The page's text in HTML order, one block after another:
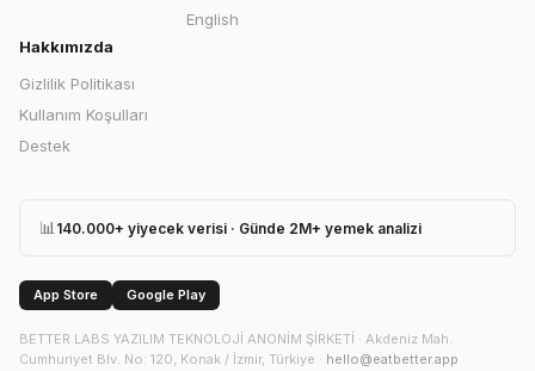
English
Hakkımızda
Gizlilik Politikası
Kullanım Koşulları
Destek
📊 140.000+ yiyecek verisi · Günde 2M+ yemek analizi
App Store Google Play
BETTER LABS YAZILIM TEKNOLOJİ ANONİM ŞİRKETİ · Akdeniz Mah.
Cumhuriyet Blv. No: 120, Konak / İzmir, Türkiye · hello@eatbetter.app